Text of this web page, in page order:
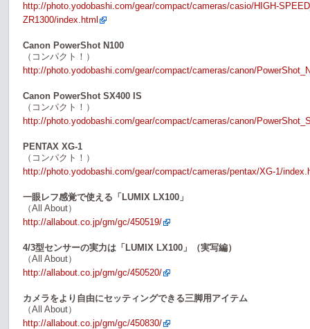
http://photo.yodobashi.com/gear/compact/cameras/casio/HIGH-
ZR1300/index.html
Canon PowerShot N100
（コンパクト！）
http://photo.yodobashi.com/gear/compact/cameras/canon/
Canon PowerShot SX400 IS
（コンパクト！）
http://photo.yodobashi.com/gear/compact/cameras/canon/
PENTAX XG-1
（コンパクト！）
http://photo.yodobashi.com/gear/compact/cameras/pentax/XG-1/
一眼レフ感覚で使える「LUMIX LX100」
（All About）
http://allabout.co.jp/gm/gc/450519/
4/3型センサーの実力は「LUMIX LX100」（実写編）
（All About）
http://allabout.co.jp/gm/gc/450520/
カメラをより自由にセッティングできる三脚用アイテム
（All About）
http://allabout.co.jp/gm/gc/450830/